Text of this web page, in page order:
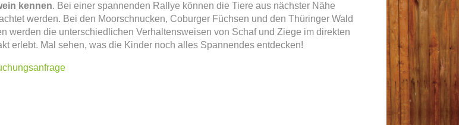
kennen. Bei einer spannenden Rallye können die Tiere aus nächster Nähe
werden. Bei den Moorschnucken, Coburger Füchsen und den Thüringer Wald
werden die unterschiedlichen Verhaltensweisen von Schaf und Ziege im direkten
erlebt. Mal sehen, was die Kinder noch alles Spannendes entdecken!